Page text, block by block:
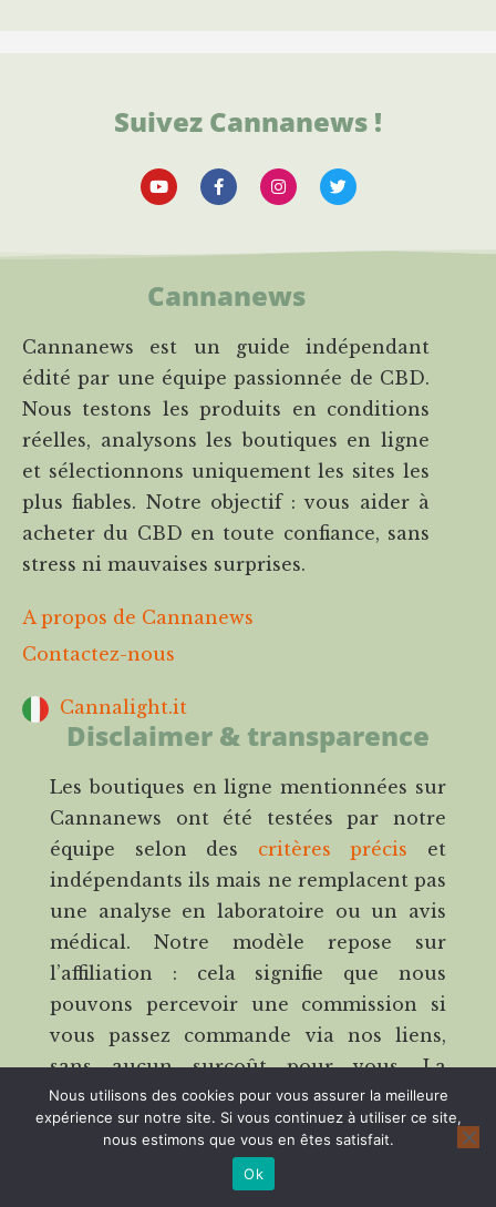
Suivez Cannanews !
Cannanews
Cannanews est un guide indépendant
édité par une équipe passionnée de CBD.
Nous testons les produits en conditions
réelles, analysons les boutiques en ligne
et sélectionnons uniquement les sites les
plus fiables. Notre objectif : vous aider à
acheter du CBD en toute confiance, sans
stress ni mauvaises surprises.
A propos de Cannanews
Contactez-nous
Cannalight.it
Disclaimer & transparence
Les boutiques en ligne mentionnées sur
Cannanews ont été testées par notre
équipe selon des critères précis et
indépendants ils mais ne remplacent pas
une analyse en laboratoire ou un avis
médical. Notre modèle repose sur
l’affiliation : cela signifie que nous
pouvons percevoir une commission si
vous passez commande via nos liens,
sans aucun surcoût pour vous. La
transparence fait partie intégrante de
notre engagement.
Avertissement médical
Nous utilisons des cookies pour vous assurer la meilleure
expérience sur notre site. Si vous continuez à utiliser ce site,
nous estimons que vous en êtes satisfait.
Ok